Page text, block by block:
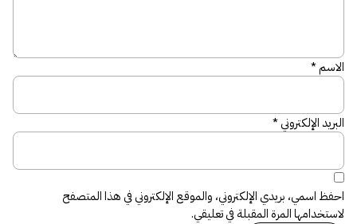
الاسم*
البريد الإلكتروني*
احفظ اسمي، بريدي الإلكتروني، والموقع الإلكتروني في هذا المتصفح
لاستخدامها المرة المقبلة في تعليقي.